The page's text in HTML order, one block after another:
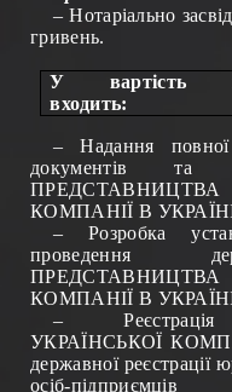
– Нотаріально
гривень.
У вартість
входить:
– Надання повної
документів та
КОМПАНІЇ В
– Розробка
проведення
КОМПАНІЇ В
–
УКРАЇНСЬКОЇ
державної реєстрації
осіб-